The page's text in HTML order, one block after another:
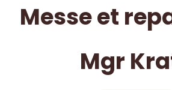
Messe et
Mgr